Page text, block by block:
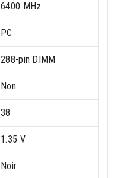
6400 MHz
PC
288-pin DIMM
Non
38
1.35 V
Noir